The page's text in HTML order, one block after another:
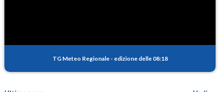
TG Meteo Regionale - edizione delle 08:18